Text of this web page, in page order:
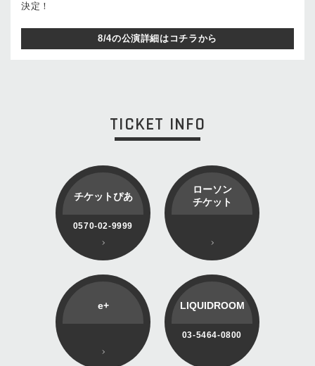
決定！
8/4の公演詳細はコチラから
TICKET INFO
チケットぴあ
0570-02-9999
ローソン
チケット
e+ LIQUIDROOM
03-5464-0800